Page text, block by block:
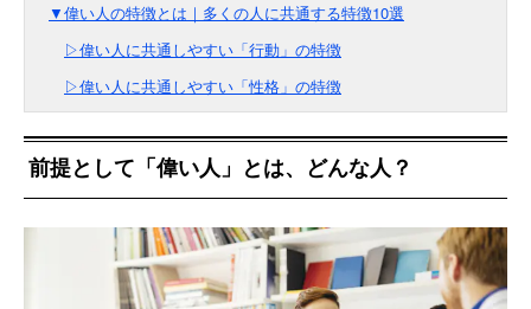
▼偉い人の特徴とは｜多くの人に共通する特徴10選
▷偉い人に共通しやすい「行動」の特徴
▷偉い人に共通しやすい「性格」の特徴
前提として「偉い人」とは、どんな人？